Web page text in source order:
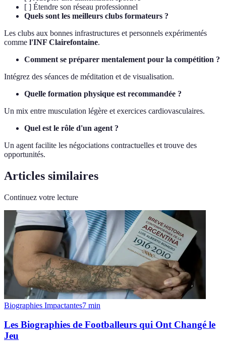
[ ] Étendre son réseau professionnel
Quels sont les meilleurs clubs formateurs ?
Les clubs aux bonnes infrastructures et personnels expérimentés
comme l'INF Clairefontaine.
Comment se préparer mentalement pour la compétition ?
Intégrez des séances de méditation et de visualisation.
Quelle formation physique est recommandée ?
Un mix entre musculation légère et exercices cardiovasculaires.
Quel est le rôle d'un agent ?
Un agent facilite les négociations contractuelles et trouve des
opportunités.
Articles similaires
Continuez votre lecture
Biographies Impactantes7 min
Les Biographies de Footballeurs qui Ont Changé le
Jeu